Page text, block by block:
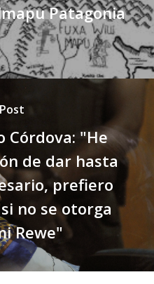
Patagonia
Córdova: "He
de dar hasta
prefiero
no se otorga
Rewe"